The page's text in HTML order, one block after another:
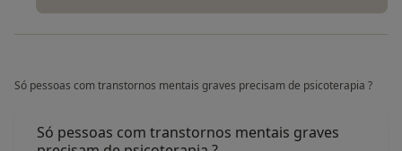
Só pessoas com transtornos mentais graves precisam de psicoterapia ?
Só pessoas com transtornos mentais graves